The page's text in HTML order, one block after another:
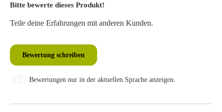
Durchschnittliche Bewertung von 0 von 5 Sternen
Bitte bewerte dieses Produkt!
Teile deine Erfahrungen mit anderen Kunden.
Bewertung schreiben
Bewertungen nur in der aktuellen Sprache anzeigen.